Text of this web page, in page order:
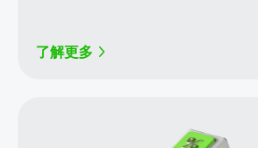
了解更多